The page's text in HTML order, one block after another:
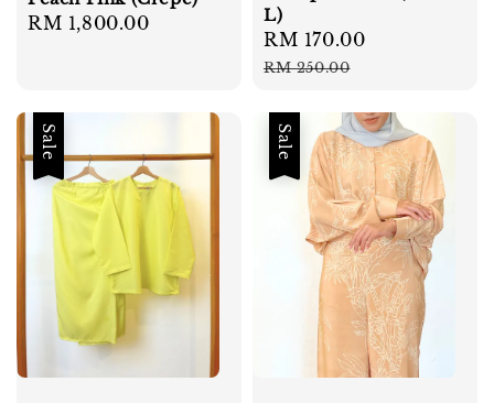
Regular
RM 1,800.00
L)
Sale
price
RM 170.00
RM 250.00
Sale Sale